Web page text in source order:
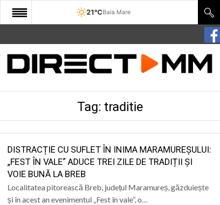
21°CBaia Mare
START
COMUNITATE
SANATATE
SPORT
SPECIAL
Tag: traditie
DISTRACȚIE CU SUFLET ÎN INIMA MARAMUREȘULUI:
„FEST ÎN VALE” ADUCE TREI ZILE DE TRADIȚII ȘI
VOIE BUNĂ LA BREB
Localitatea pitorească Breb, județul Maramureș, găzduiește
și în acest an evenimentul „Fest în vale”, o…